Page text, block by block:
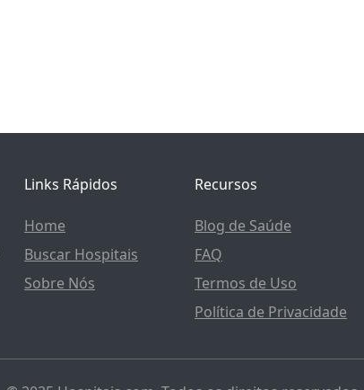
Links Rápidos
Home
Buscar Hospitais
Sobre Nós
Recursos
Blog de Saúde
FAQ
Termos de Uso
Política de Privacidade